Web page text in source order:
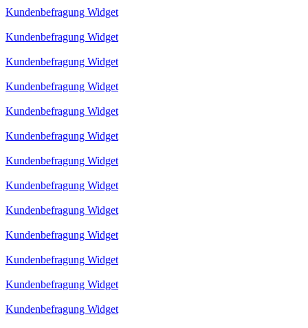
Kundenbefragung Widget
Kundenbefragung Widget
Kundenbefragung Widget
Kundenbefragung Widget
Kundenbefragung Widget
Kundenbefragung Widget
Kundenbefragung Widget
Kundenbefragung Widget
Kundenbefragung Widget
Kundenbefragung Widget
Kundenbefragung Widget
Kundenbefragung Widget
Kundenbefragung Widget